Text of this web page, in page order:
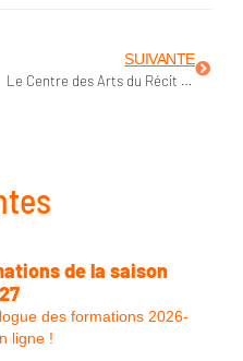
SUIVANTE
Le Centre des Arts du Récit recrute un ou une chargé(e) de formation et billetterie
de la saison
des formations 2026-
ligne !